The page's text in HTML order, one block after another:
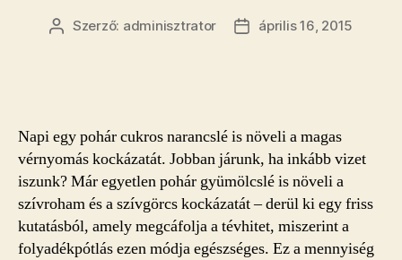
Bejegyzés
Szerző: adminisztrator
Bejegyzés
április 16, 2015
Napi egy pohár cukros narancslé is növeli a magas
vérnyomás kockázatát. Jobban járunk, ha inkább vizet
iszunk? Már egyetlen pohár gyümölcslé is növeli a
szívroham és a szívgörcs kockázatát – derül ki egy friss
kutatásból, amely megcáfolja a tévhitet, miszerint a
folyadékpótlás ezen módja egészséges. Ez a mennyiség